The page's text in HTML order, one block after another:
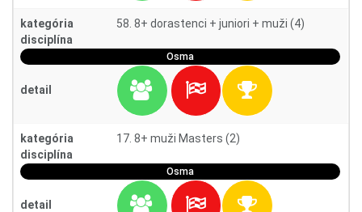
kategória
58. 8+ dorastenci + juniori + muži (4)
disciplína
Osma
detail
kategória
17. 8+ muži Masters (2)
disciplína
Osma
detail